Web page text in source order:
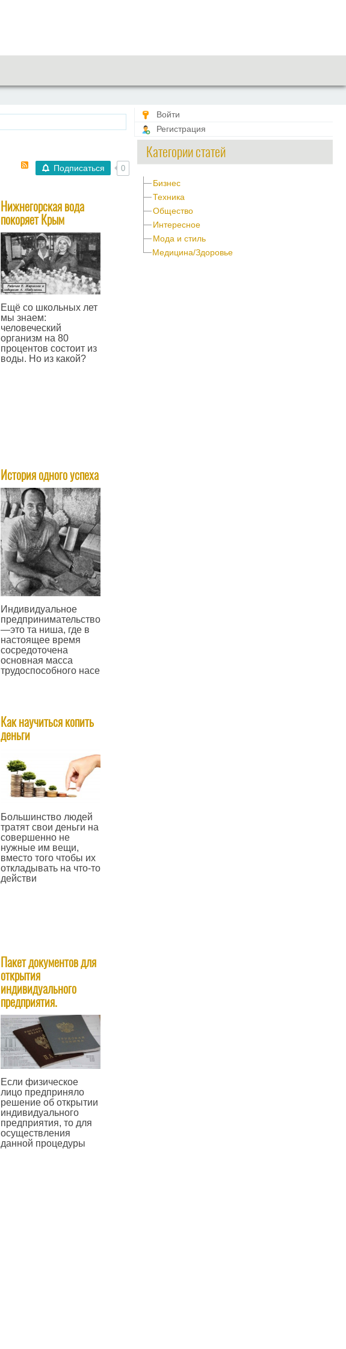
Подписаться 0
Нижнегорская вода
покоряет Крым
Ещё со школьных лет
мы знаем:
человеческий
организм на 80
процентов состоит из
воды. Но из какой?
История одного успеха
Индивидуальное
предпринимательство
—это та ниша, где в
настоящее время
сосредоточена
основная масса
трудоспособного насе
Как научиться копить
деньги
Большинство людей
тратят свои деньги на
совершенно не
нужные им вещи,
вместо того чтобы их
откладывать на что-то
действи
Пакет документов для
открытия
индивидуального
предприятия​.
Если физическое
лицо предприняло
решение об открытии
индивидуального
предприятия, то для
осуществления
данной процедуры
Войти
Регистрация
Категории статей
Бизнес
Техника
Общество
Интересное
Мода и стиль
Медицина/Здоровье